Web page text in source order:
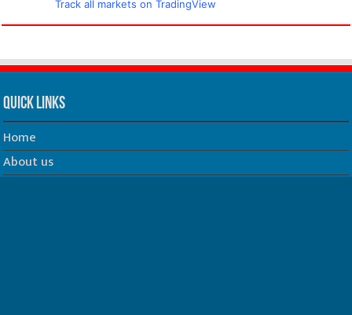
Track all markets on TradingView
Quick Links
Home
About us